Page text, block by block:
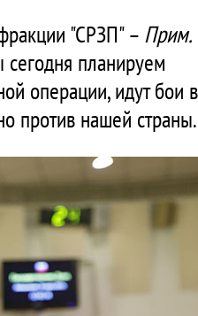
"СРЗП" – Прим.
сегодня планируем
операции, идут бои в
против нашей страны.